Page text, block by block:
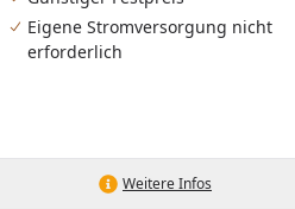
Eigene Stromversorgung nicht
erforderlich
Weitere Infos